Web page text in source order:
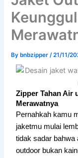
By bnbzipper/21/11/
Zipper Tahan Air
Merawatnya
Pernahkah kamu
jaketmu mulai
tidak sadar bahwa
outdoor bukan